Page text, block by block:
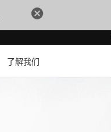
了解我们